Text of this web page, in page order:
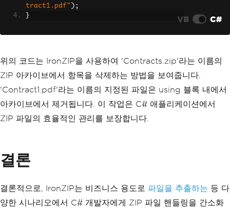
tract1.pdf" );
}
VB C#
위의 코드는 IronZIP을 사용하여 'Contracts.zip'라는 이름의
ZIP 아카이브에서 항목을 삭제하는 방법을 보여줍니다.
'Contract1.pdf'라는 이름의 지정된 파일은 using 블록 내에서
아카이브에서 제거됩니다. 이 작업은 C# 애플리케이션에서
ZIP 파일의 효율적인 관리를 보장합니다.
결론
결론적으로, IronZIP는 비즈니스 용도로 파일을 추출하는 등 다
양한 시나리오에서 C# 개발자에게 ZIP 파일 핸들링을 간소화